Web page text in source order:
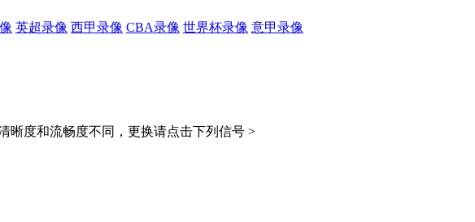
英超录像 西甲录像 CBA录像 世界杯录像 意甲录像
晰度和流畅度不同，更换请点击下列信号 >